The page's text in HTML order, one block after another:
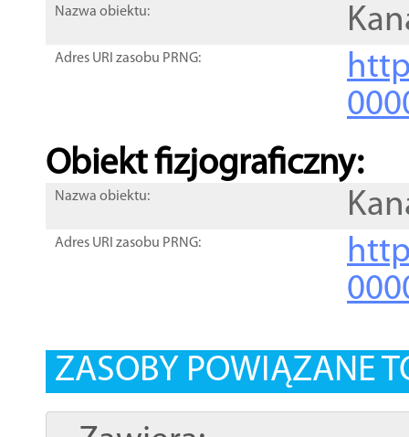
Nazwa obiektu:
Adres URI zasobu PRNG:
Obiekt fizjograficzny:
Nazwa obiektu:
Adres URI zasobu PRNG:
ZASOBY POWIĄZANE